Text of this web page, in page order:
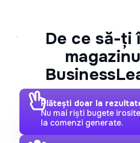
De ce să-ți
Plătești doar la
Nu mai riști bugete
la comenzi generate.